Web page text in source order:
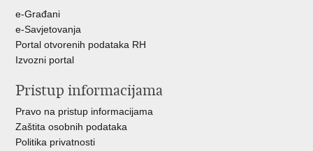
e-Građani
e-Savjetovanja
Portal otvorenih podataka RH
Izvozni portal
Pristup informacijama
Pravo na pristup informacijama
Zaštita osobnih podataka
Politika privatnosti